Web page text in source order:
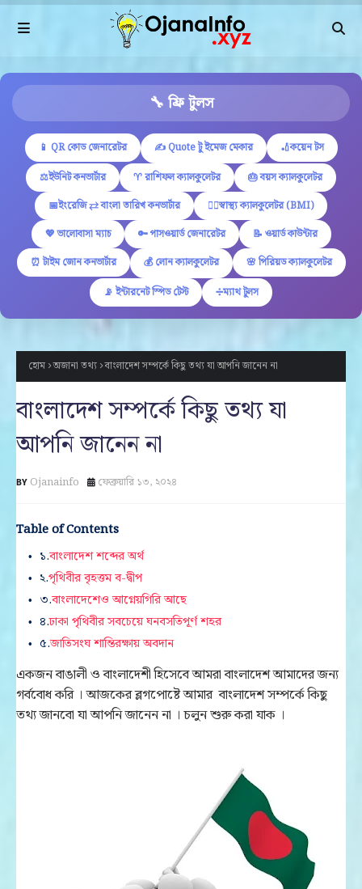
🔧 ফ্রি টুলস
📱 QR কোড জেনারেটর ✍ Quote টু ইমেজ মেকার
🏏কয়েন টস
⚖️ইউনিট কনভার্টার
♈ রাশিফল ক্যালকুলেটর
🎂 বয়স ক্যালকুলেটর
📅ইংরেজি ⇄ বাংলা তারিখ কনভার্টার
🏋️‍♂️স্বাস্থ্য ক্যালকুলেটর (BMI)
💖 ভালোবাসা ম্যাচ
🔑 পাসওয়ার্ড জেনারেটর
📝 ওয়ার্ড কাউন্টার
⏰ টাইম জোন কনভার্টার
💰 লোন ক্যালকুলেটর
🌸 পিরিয়ড ক্যালকুলেটর
📡 ইন্টারনেট স্পিড টেস্ট
➗ম্যাথ টুলস
হোম অজানা তথ্য বাংলাদেশ সম্পর্কে কিছু তথ্য যা আপনি জানেন না
বাংলাদেশ সম্পর্কে কিছু তথ্য যা
আপনি জানেন না
Ojanainfo ফেব্রুয়ারি ১৩, ২০২৪
Table of Contents
১.বাংলাদেশ শব্দের অর্থ
২.পৃথিবীর বৃহত্তম ব-দ্বীপ
৩.বাংলাদেশেও আগ্নেয়গিরি আছে
৪.ঢাকা পৃথিবীর সবচেয়ে ঘনবসতিপূর্ণ শহর
৫.জাতিসংঘ শান্তিরক্ষায় অবদান
একজন বাঙালী ও বাংলাদেশী হিসেবে আমরা বাংলাদেশ আমাদের জন্য
গর্ববোধ করি । আজকের ব্লগপোষ্টে আমার বাংলাদেশ সম্পর্কে কিছু
তথ্য জানবো যা আপনি জানেন না । চলুন শুরু করা যাক ।